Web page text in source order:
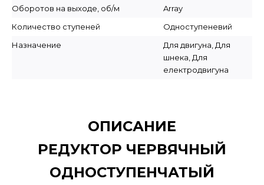
Оборотов на выходе, об/м
Array
Количество ступеней
Одноступеневий
Назначение
Для двигуна, Для
шнека, Для
електродвигуна
ОПИСАНИЕ
РЕДУКТОР ЧЕРВЯЧНЫЙ
ОДНОСТУПЕНЧАТЫЙ